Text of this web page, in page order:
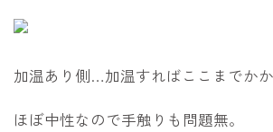
加温あり側…加温すればここまでか
ほぼ中性なので手触りも問題無。